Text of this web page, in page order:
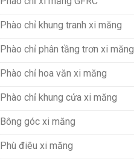
Phào chỉ khung tranh xi măng
Phào chỉ phân tầng trơn xi măng
Phào chỉ hoa văn xi măng
Phào chỉ khung cửa xi măng
Bông góc xi măng
Phù điêu xi măng